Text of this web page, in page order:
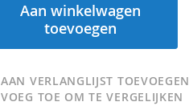
Aan winkelwagen
toevoegen
AAN VERLANGLIJST TOEVOEGEN
VOEG TOE OM TE VERGELIJKEN